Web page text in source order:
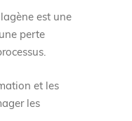
est une
perte
et les
les